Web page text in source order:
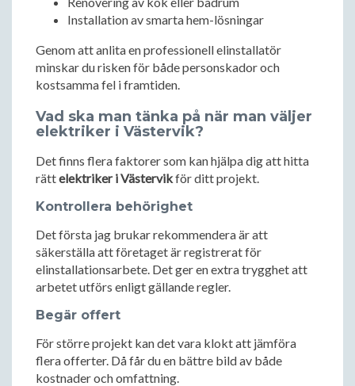
Installation av smarta hem-lösningar
Genom att anlita en professionell elinstallatör
minskar du risken för både personskador och
kostsamma fel i framtiden.
Vad ska man tänka på när man väljer
elektriker i Västervik?
Det finns flera faktorer som kan hjälpa dig att hitta
rättelektriker i Västervikför ditt projekt.
Kontrollera behörighet
Det första jag brukar rekommendera är att
säkerställa att företaget är registrerat för
elinstallationsarbete. Det ger en extra trygghet att
arbetet utförs enligt gällande regler.
Begär offert
För större projekt kan det vara klokt att jämföra
flera offerter. Då får du en bättre bild av både
kostnader och omfattning.